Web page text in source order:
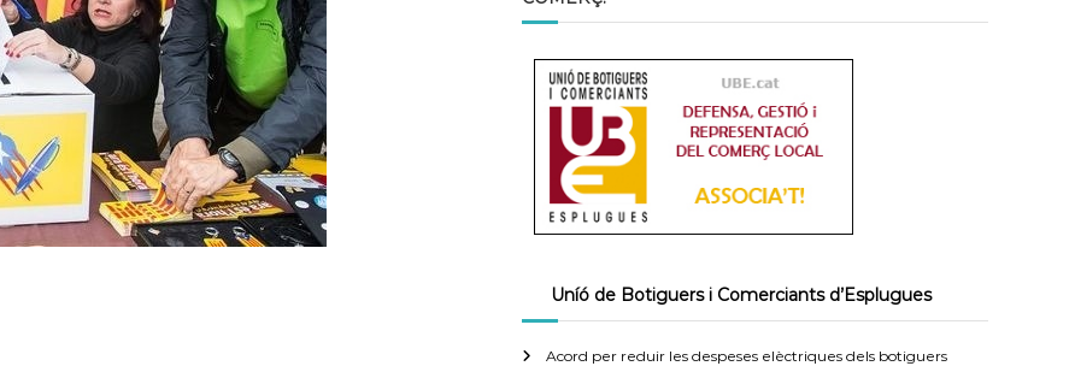
Uníó de Botiguers i Comerciants d’Esplugues
Acord per reduir les despeses elèctriques dels botiguers